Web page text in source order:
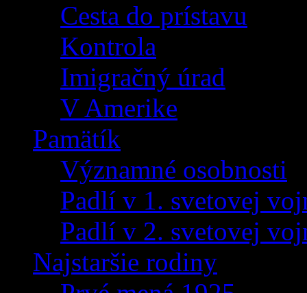
Cesta do prístavu
Kontrola
Imigračný úrad
V Amerike
Pamätík
Významné osobnosti
Padlí v 1. svetovej
Padlí v 2. svetovej
Najstaršie rodiny